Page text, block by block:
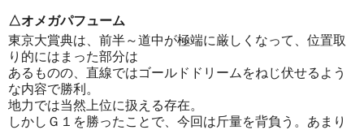
△オメガパフューム
東京大賞典は、前半～道中が極端に厳しくなって、位置取
り的にはまった部分は
あるものの、直線ではゴールドドリームをねじ伏せるよう
な内容で勝利。
地力では当然上位に扱える存在。
しかしＧ１を勝ったことで、今回は斤量を背負う。あまり